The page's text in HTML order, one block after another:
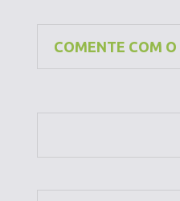
COMENTE COM